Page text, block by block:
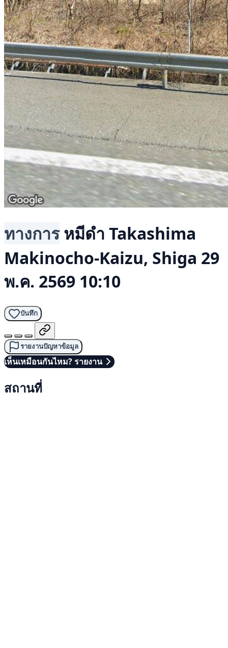
ทางการ หมีดำ Takashima
Makinocho-Kaizu, Shiga 29
พ.ค. 2569 10:10
บันทึก
รายงานปัญหาข้อมูล
เห็นเหมือนกันไหม? รายงาน
สถานที่